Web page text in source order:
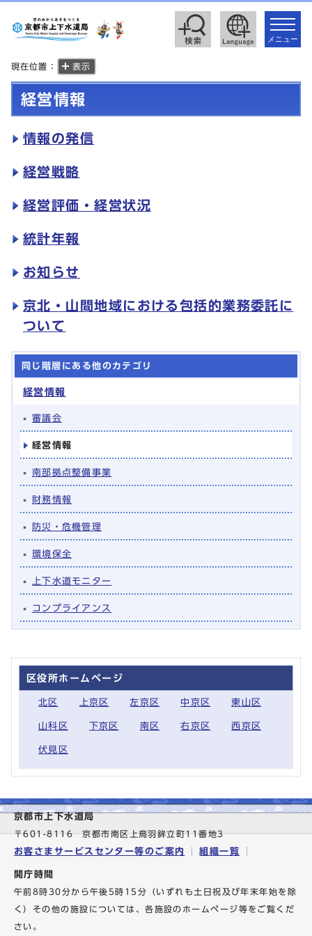
toggle
メニュー
現在位置： 表示
経営情報
情報の発信
経営戦略
経営評価・経営状況
統計年報
お知らせ
京北・山間地域における包括的業務委託に
ついて
同じ階層にある他のカテゴリ
経営情報
審議会
経営情報
南部拠点整備事業
財務情報
防災・危機管理
環境保全
上下水道モニター
コンプライアンス
区役所ホームページ
北区 上京区 左京区 中京区 東山区
山科区 下京区 南区 右京区 西京区
伏見区
京都市上下水道局
〒601-8116 京都市南区上鳥羽鉾立町11番地3
お客さまサービスセンター等のご案内 組織一覧
開庁時間
午前8時30分から午後5時15分（いずれも土日祝及び年末年始を除
く）その他の施設については、各施設のホームページ等をご覧くだ
さい。